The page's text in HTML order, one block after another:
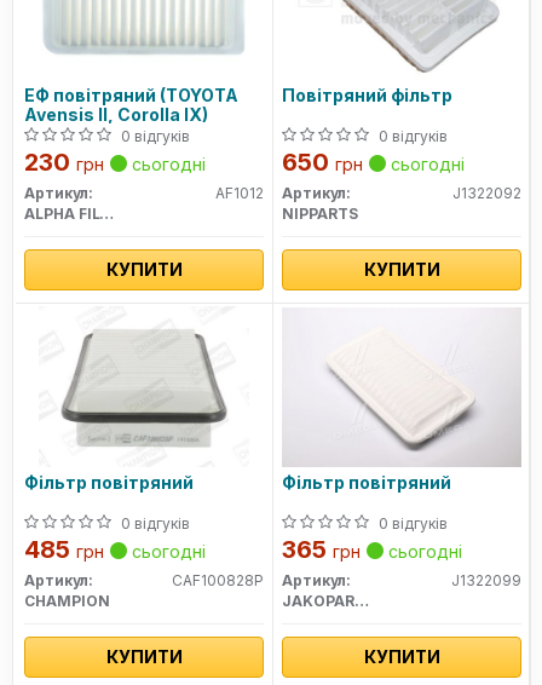
ЕФ повітряний (TOYOTA
Avensis II, Corolla IX)
0 відгуків
230 грн сьогодні
Артикул:
AF1012
ALPHA FILTER
КУПИТИ
Повітряний фільтр
0 відгуків
650 грн сьогодні
Артикул:
J1322092
NIPPARTS
КУПИТИ
Фільтр повітряний
0 відгуків
485 грн сьогодні
Артикул:
CAF100828P
CHAMPION
КУПИТИ
Фільтр повітряний
0 відгуків
365 грн сьогодні
Артикул:
J1322099
JAKOPARTS
КУПИТИ